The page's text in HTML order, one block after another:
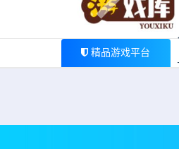
欢迎您光临游戏库，本
精品游戏平台